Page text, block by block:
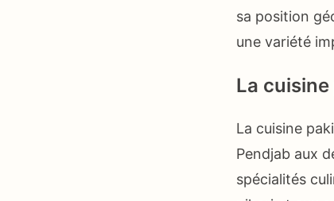
sa position
une variété
La
La cuisine
Pendjab aux
spécialités